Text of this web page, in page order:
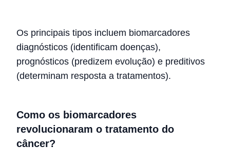
Os principais tipos incluem biomarcadores
diagnósticos (identificam doenças),
prognósticos (predizem evolução) e preditivos
(determinam resposta a tratamentos).
Como os biomarcadores
revolucionaram o tratamento do
câncer?